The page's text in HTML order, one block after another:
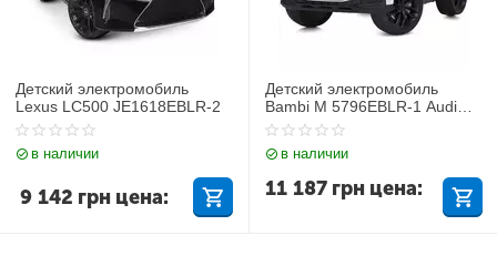
Детский электромобиль
Lexus LC500 JE1618EBLR-2
в наличии
9 142 грн цена:
Детский электромобиль
Bambi M 5796EBLR-1 Audi
Q7
в наличии
11 187 грн цена: